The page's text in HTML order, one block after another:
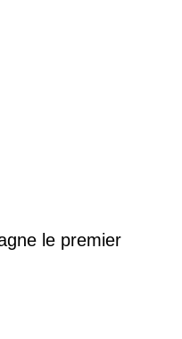
le premier